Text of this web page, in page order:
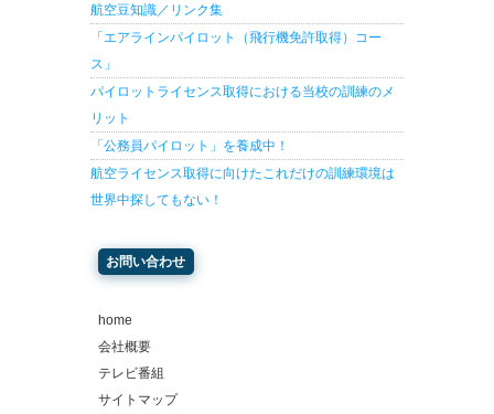
航空豆知識／リンク集
「エアラインパイロット（飛行機免許取得）コー
ス」
パイロットライセンス取得における当校の訓練のメ
リット
「公務員パイロット」を養成中！
航空ライセンス取得に向けたこれだけの訓練環境は
世界中探してもない！
お問い合わせ
home
会社概要
テレビ番組
サイトマップ